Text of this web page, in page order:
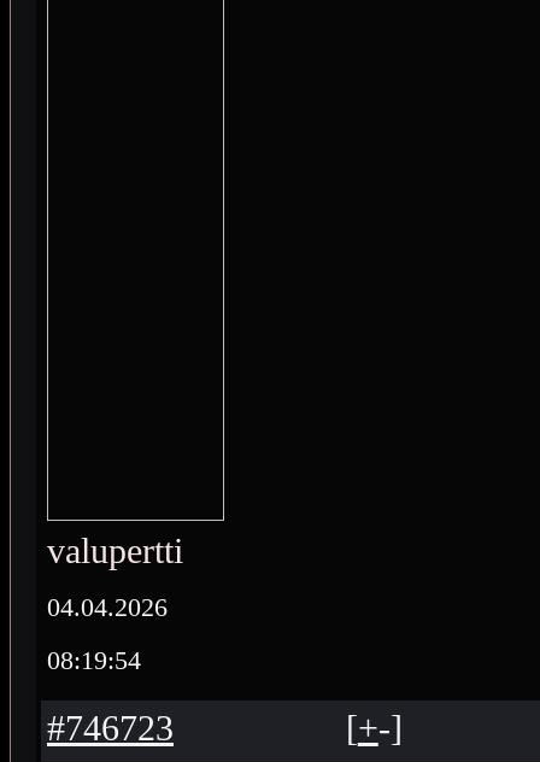
valupertti
04.04.2026
08:19:54
#746723 [+-]